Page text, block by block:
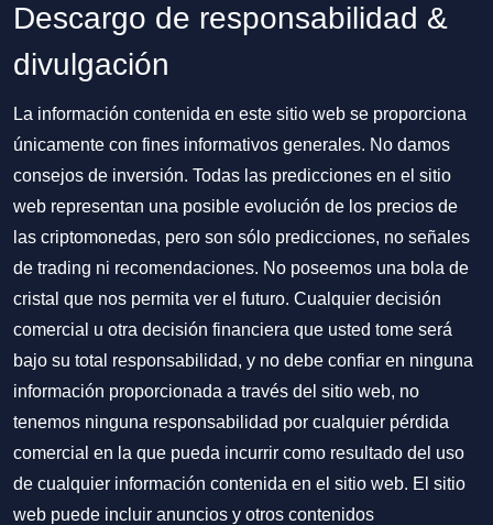
Descargo de responsabilidad &
divulgación
La información contenida en este sitio web se proporciona
únicamente con fines informativos generales. No damos
consejos de inversión. Todas las predicciones en el sitio
web representan una posible evolución de los precios de
las criptomonedas, pero son sólo predicciones, no señales
de trading ni recomendaciones. No poseemos una bola de
cristal que nos permita ver el futuro. Cualquier decisión
comercial u otra decisión financiera que usted tome será
bajo su total responsabilidad, y no debe confiar en ninguna
información proporcionada a través del sitio web, no
tenemos ninguna responsabilidad por cualquier pérdida
comercial en la que pueda incurrir como resultado del uso
de cualquier información contenida en el sitio web. El sitio
web puede incluir anuncios y otros contenidos